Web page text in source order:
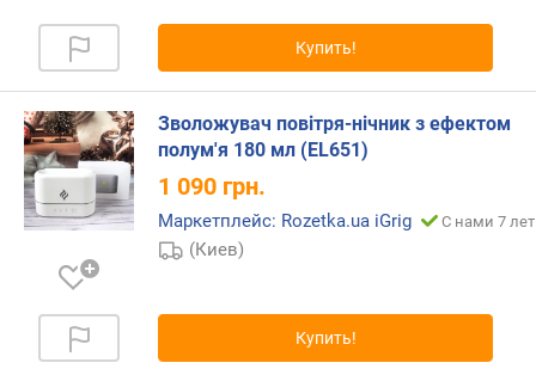
ш
ы
х
к
д
о
р
о
г
и
Купить!
Зволожувач повітря-нічник з ефектом
полум'я 180 мл (EL651)
1 090 грн.
Маркетплейс: Rozetka.ua iGrig С нами 7 лет
(Киев)
Купить!